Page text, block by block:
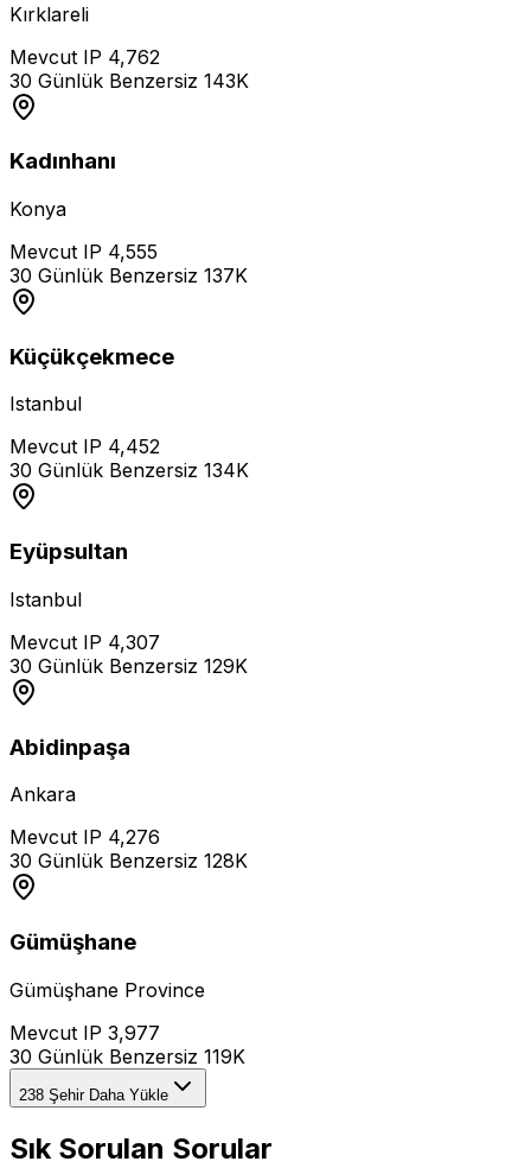
Kırklareli
Mevcut IP 4,762
30 Günlük Benzersiz 143K
Kadınhanı
Konya
Mevcut IP 4,555
30 Günlük Benzersiz 137K
Küçükçekmece
Istanbul
Mevcut IP 4,452
30 Günlük Benzersiz 134K
Eyüpsultan
Istanbul
Mevcut IP 4,307
30 Günlük Benzersiz 129K
Abidinpaşa
Ankara
Mevcut IP 4,276
30 Günlük Benzersiz 128K
Gümüşhane
Gümüşhane Province
Mevcut IP 3,977
30 Günlük Benzersiz 119K
238 Şehir Daha Yükle
Sık Sorulan Sorular